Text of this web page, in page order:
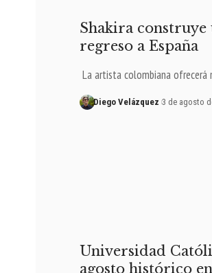
Shakira
regreso a España
La artista colombiana
Diego Velázquez 3 de agosto
Universidad
agosto histórico